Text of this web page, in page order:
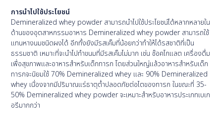
การนำไปใช้ประโยชน์
Demineralized whey powder สามารถนำไปใช้ประโยชน์ได้หลากหลายใน
ด้านของอุตสาหกรรมอาหาร Demineralized whey powder สามารถใช้
แทนหางนมชนิดผงได้ อีกทั้งยังมีรสเค็มที่น้อยกว่าทำให้ได้รสชาติที่เป็น
ธรรมชาติ เหมาะที่จะนำไปทำขนมที่มีรสเค็มไม่มาก เช่น ช๊อคโกแลต เครื่องดื่ม
เพื่อสุขภาพและอาหารสำหรับเด็กทารก โดยส่วนใหญ่แล้วอาหารสำหรับเด็ก
ทารกจะนิยมใช้ 70% Demineralized whey และ 90% Demineralized
whey เนื่องจากมีปริมาณแร่ธาตุต่ำปลอดภัยต่อไตของทารก ในขณะที่ 35-
50% Demineralized whey powder จะเหมาะสำหรับอาหารประเภทเบเก
อรีมากกว่า